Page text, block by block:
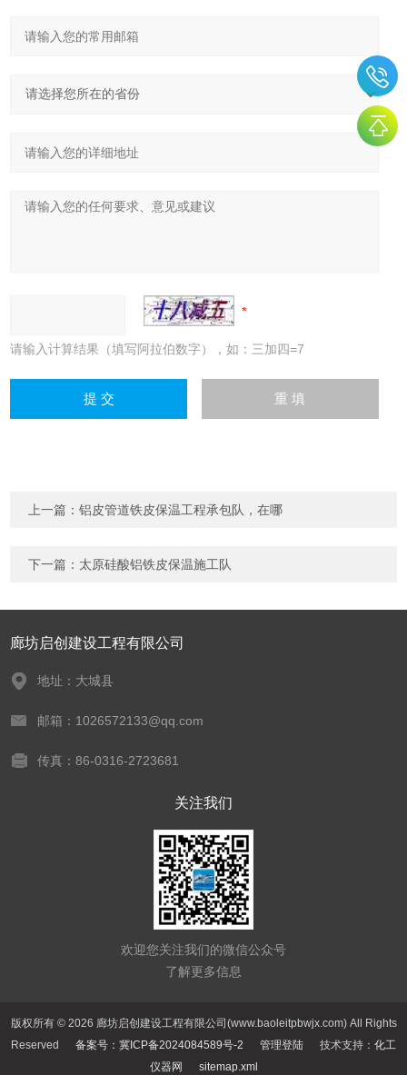
请输入计算结果（填写阿拉伯数字），如：三加四=7
上一篇：铝皮管道铁皮保温工程承包队，在哪
下一篇： 太原硅酸铝铁皮保温施工队
廊坊启创建设工程有限公司
地址：大城县
邮箱：1026572133@qq.com
传真：86-0316-2723681
关注我们
欢迎您关注我们的微信公众号
了解更多信息
版权所有 © 2026 廊坊启创建设工程有限公司(www.baoleitpbwjx.com) All Rights
Reserved 备案号：冀ICP备2024084589号-2 管理登陆 技术支持： 化工
仪器网
sitemap.xml